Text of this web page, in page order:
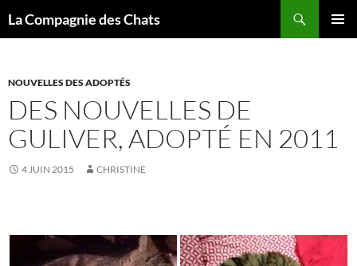
La Compagnie des Chats
NOUVELLES DES ADOPTÉS
DES NOUVELLES DE
GULIVER, ADOPTÉ EN 2011
4 JUIN 2015 CHRISTINE